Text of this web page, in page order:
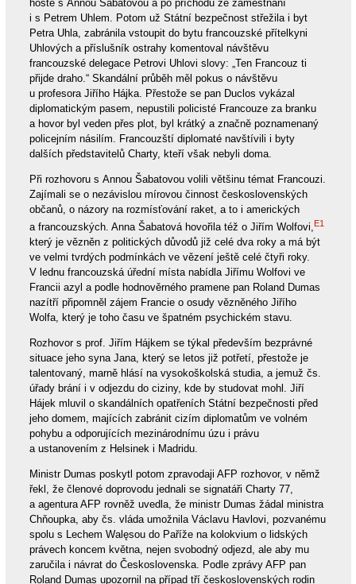
hosté s Annou Šabatovou a po příchodu ze zaměstnání
i s Petrem Uhlem. Potom už Státní bezpečnost střežila i byt
Petra Uhla, zabránila vstoupit do bytu francouzské přítelkyni
Uhlových a příslušník ostrahy komentoval návštěvu
francouzské delegace Petrovi Uhlovi slovy: „Ten Francouz ti
přijde draho.“ Skandální průběh měl pokus o návštěvu
u profesora Jiřího Hájka. Přestože se pan Duclos vykázal
diplomatickým pasem, nepustili policisté Francouze za branku
a hovor byl veden přes plot, byl krátký a značně poznamenaný
policejním násilím. Francouzští diplomaté navštívili i byty
dalších představitelů Charty, kteří však nebyli doma.
Při rozhovoru s Annou Šabatovou volili většinu témat Francouzi.
Zajímali se o nezávislou mírovou činnost československých
občanů, o názory na rozmísťování raket, a to i amerických
a francouzských. Anna Šabatová hovořila též o Jiřím Wolfovi,E1
který je vězněn z politických důvodů již celé dva roky a má být
ve velmi tvrdých podmínkách ve vězení ještě celé čtyři roky.
V lednu francouzská úřední místa nabídla Jiřímu Wolfovi ve
Francii azyl a podle hodnověrného pramene pan Roland Dumas
nazítří připomněl zájem Francie o osudy vězněného Jiřího
Wolfa, který je toho času ve špatném psychickém stavu.
Rozhovor s prof. Jiřím Hájkem se týkal především bezprávné
situace jeho syna Jana, který se letos již potřetí, přestože je
talentovaný, marně hlásí na vysokoškolská studia, a jemuž čs.
úřady brání i v odjezdu do ciziny, kde by studovat mohl. Jiří
Hájek mluvil o skandálních opatřeních Státní bezpečnosti před
jeho domem, majících zabránit cizím diplomatům ve volném
pohybu a odporujících mezinárodnímu úzu i právu
a ustanovením z Helsinek i Madridu.
Ministr Dumas poskytl potom zpravodaji AFP rozhovor, v němž
řekl, že členové doprovodu jednali se signatáři Charty 77,
a agentura AFP rovněž uvedla, že ministr Dumas žádal ministra
Chňoupka, aby čs. vláda umožnila Václavu Havlovi, pozvanému
spolu s Lechem Walęsou do Paříže na kolokvium o lidských
právech koncem května, nejen svobodný odjezd, ale aby mu
zaručila i návrat do Československa. Podle zprávy AFP pan
Roland Dumas upozornil na případ tří československých rodin